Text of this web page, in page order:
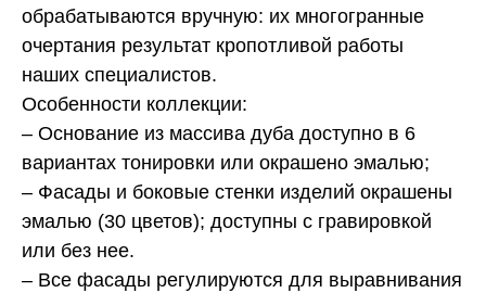
обрабатываются вручную: их многогранные
очертания результат кропотливой работы
наших специалистов.
Особенности коллекции:
– Основание из массива дуба доступно в 6
вариантах тонировки или окрашено эмалью;
– Фасады и боковые стенки изделий окрашены
эмалью (30 цветов); доступны с гравировкой
или без нее.
– Все фасады регулируются для выравнивания